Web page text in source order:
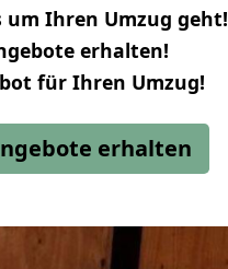
Ihren Umzug geht!
erhalten!
für Ihren Umzug!
erhalten